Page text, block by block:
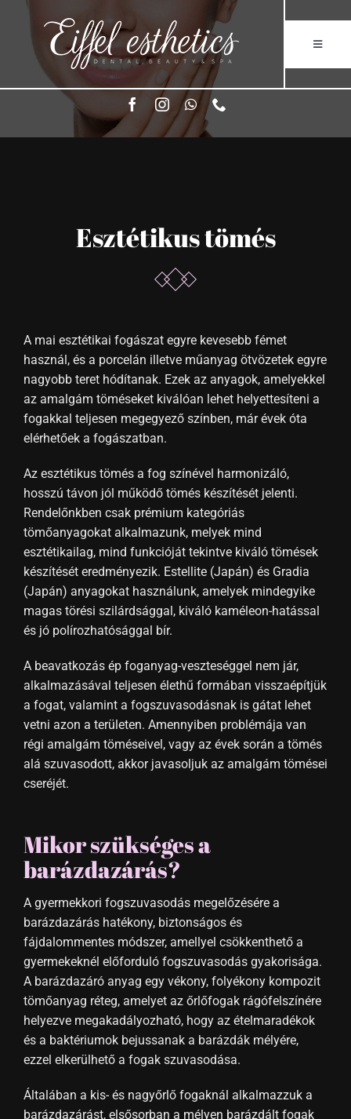
Kihagyás
Toggle
Esztétikai Fogászat
Esztétikus tömés
A mai esztétikai fogászat egyre kevesebb fémet
használ, és a porcelán illetve műanyag ötvözetek egyre
nagyobb teret hódítanak. Ezek az anyagok, amelyekkel
az amalgám töméseket kiválóan lehet helyettesíteni a
fogakkal teljesen megegyező színben, már évek óta
elérhetőek a fogászatban.
Az esztétikus tömés a fog színével harmonizáló,
hosszú távon jól működő tömés készítését jelenti.
Rendelőnkben csak prémium kategóriás
tömőanyagokat alkalmazunk, melyek mind
esztétikailag, mind funkcióját tekintve kiváló tömések
készítését eredményezik. Estellite (Japán) és Gradia
(Japán) anyagokat használunk, amelyek mindegyike
magas törési szilárdsággal, kiváló kaméleon-hatással
és jó polírozhatósággal bír.
A beavatkozás ép foganyag-veszteséggel nem jár,
alkalmazásával teljesen élethű formában visszaépítjük
a fogat, valamint a fogszuvasodásnak is gátat lehet
vetni azon a területen. Amennyiben problémája van
régi amalgám töméseivel, vagy az évek során a tömés
alá szuvasodott, akkor javasoljuk az amalgám tömései
cseréjét.
Mikor szükséges a
barázdazárás?
A gyermekkori fogszuvasodás megelőzésére a
barázdazárás hatékony, biztonságos és
fájdalommentes módszer, amellyel csökkenthető a
gyermekeknél előforduló fogszuvasodás gyakorisága.
A barázdazáró anyag egy vékony, folyékony kompozit
tömőanyag réteg, amelyet az őrlőfogak rágófelszínére
helyezve megakadályozható, hogy az ételmaradékok
és a baktériumok bejussanak a barázdák mélyére,
ezzel elkerülhető a fogak szuvasodása.
Általában a kis- és nagyőrlő fogaknál alkalmazzuk a
barázdazárást, elsősorban a mélyen barázdált fogak